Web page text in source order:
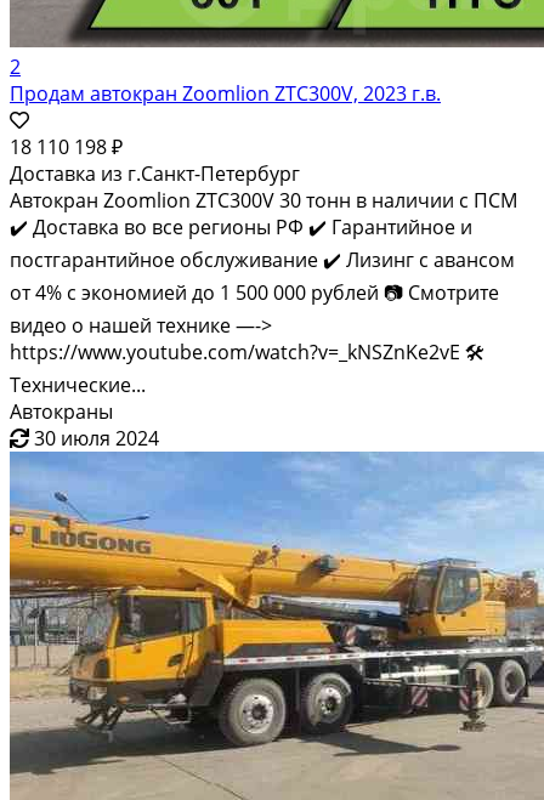
2
Продам автокран Zoomlion ZTC300V, 2023 г.в.
18 110 198 ₽
Доставка из г.Санкт-Петербург
Автокран Zoomlion ZTC300V 30 тонн в наличии с ПСМ
✔️ Доставка во все регионы РФ ✔️ Гарантийное и
постгарантийное обслуживание ✔️ Лизинг с авансом
от 4% с экономией до 1 500 000 рублей 📷 Смотрите
видео о нашей технике —->
https://www.youtube.com/watch?v=_kNSZnKe2vE 🛠️
Технические...
Автокраны
30 июля 2024